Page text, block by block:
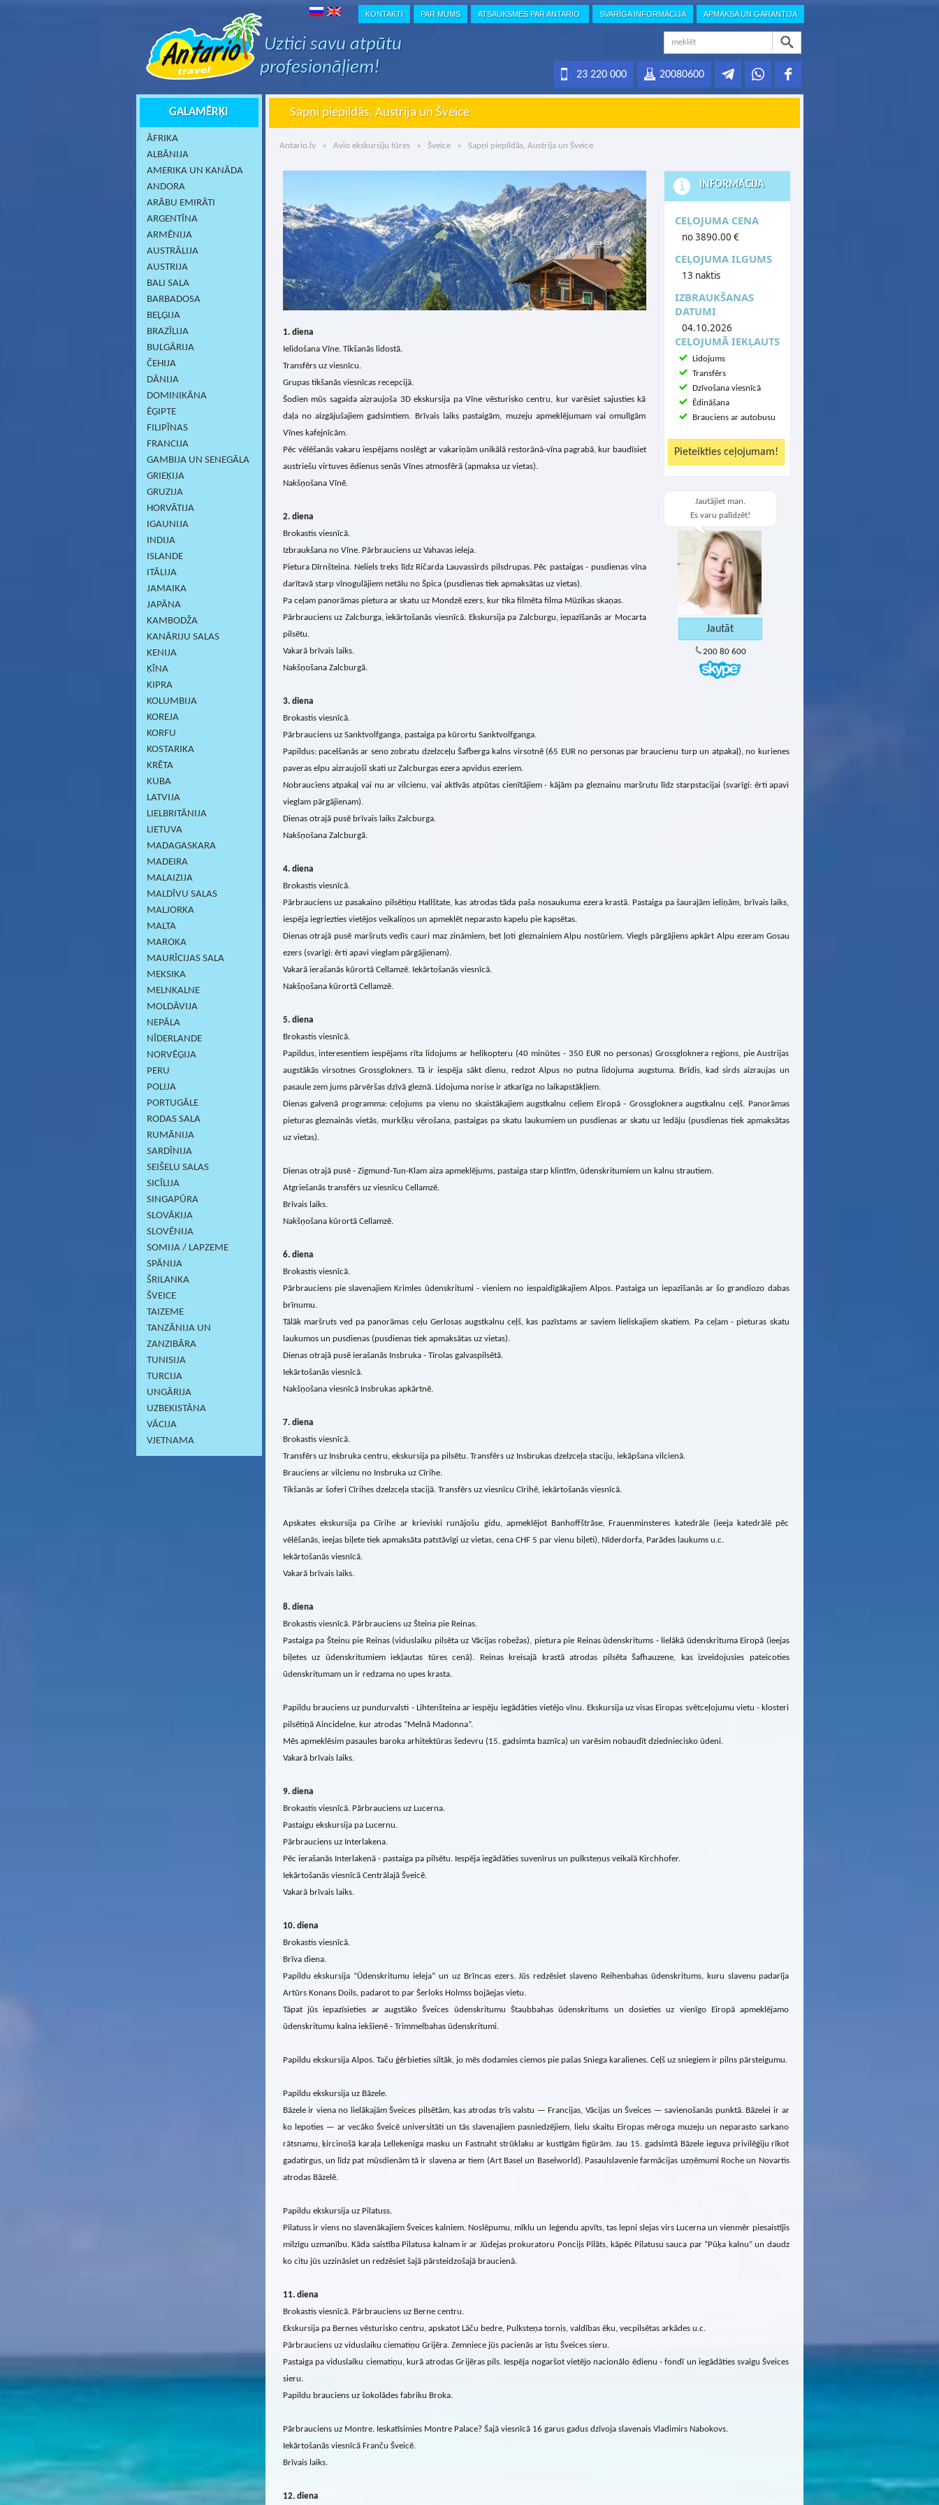
KONTAKTI PAR MUMS ATSAUKSMES PAR ANTARIO SVARĪGA INFORMĀCIJA APMAKSA UN GARANTIJA
Uztici savu atpūtu
profesionāļiem!
20080600
23 220 000
GALAMĒRĶI
ĀFRIKA
ALBĀNIJA
AMERIKA UN KANĀDA
ANDORA
ARĀBU EMIRĀTI
ARGENTĪNA
ARMĒNIJA
AUSTRĀLIJA
AUSTRIJA
BALI SALA
BARBADOSA
BEĻĢIJA
BRAZĪLIJA
BULGĀRIJA
ČEHIJA
DĀNIJA
DOMINIKĀNA
ĒĢIPTE
FILIPĪNAS
FRANCIJA
GAMBIJA UN SENEGĀLA
GRIEĶIJA
GRUZIJA
HORVĀTIJA
IGAUNIJA
INDIJA
ISLANDE
ITĀLIJA
JAMAIKA
JAPĀNA
KAMBODŽA
KANĀRIJU SALAS
KENIJA
ĶĪNA
KIPRA
KOLUMBIJA
KOREJA
KORFU
KOSTARIKA
KRĒTA
KUBA
LATVIJA
LIELBRITĀNIJA
LIETUVA
MADAGASKARA
MADEIRA
MALAIZIJA
MALDĪVU SALAS
MALJORKA
MALTA
MAROKA
MAURĪCIJAS SALA
MEKSIKA
MELNKALNE
MOLDĀVIJA
NEPĀLA
NĪDERLANDE
NORVĒĢIJA
PERU
POLIJA
PORTUGĀLE
RODAS SALA
RUMĀNIJA
SARDĪNIJА
SEIŠELU SALAS
SICĪLIJA
SINGAPŪRA
SLOVĀKIJA
SLOVĒNIJA
SOMIJA / LAPZEME
SPĀNIJA
ŠRILANKA
ŠVEICE
TAIZEME
TANZĀNIJA UN
ZANZIBĀRA
TUNISIJA
TURCIJA
UNGĀRIJA
UZBEKISTĀNA
VĀCIJA
VJETNAMA
Sapņi piepildās, Austrija un Šveice
Antario.lv» Avio ekskursiju tūres» Šveice» Sapņi piepildās, Austrija un Šveice
INFORMĀCIJA
CEĻOJUMA CENA
no 3890.00 €
CEĻOJUMA ILGUMS
13 naktis
IZBRAUKŠANAS
DATUMI
04.10.2026
CEĻOJUMĀ IEKĻAUTS
Lidojums
Transfērs
Dzīvošana viesnīcā
Ēdināšana
Brauciens ar autobusu
Jautājiet man.
Es varu palīdzēt!
200 80 600
1. diena
Ielidošana Vīne. Tikšanās lidostā.
Transfērs uz viesnīcu.
Grupas tikšanās viesnīcas recepcijā.
Šodien mūs sagaida aizraujoša 3D ekskursija pa Vīne vēsturisko centru, kur varēsiet sajusties kā
daļa no aizgājušajiem gadsimtiem. Brīvais laiks pastaigām, muzeju apmeklējumam vai omulīgām
Vīnes kafejnīcām.
Pēc vēlēšanās vakaru iespējams noslēgt ar vakariņām unikālā restorānā-vīna pagrabā, kur baudīsiet
austriešu virtuves ēdienus senās Vīnes atmosfērā (apmaksa uz vietas).
Nakšņošana Vīnē.
2. diena
Brokastis viesnīcā.
Izbraukšana no Vīne. Pārbrauciens uz Vahavas ieleja.
Pietura Dīrnšteina. Neliels treks līdz Ričarda Lauvassirds pilsdrupas. Pēc pastaigas - pusdienas vīna
darītavā starp vīnogulājiem netālu no Špica (pusdienas tiek apmaksātas uz vietas).
Pa ceļam panorāmas pietura ar skatu uz Mondzē ezers, kur tika filmēta filma Mūzikas skaņas.
Pārbrauciens uz Zalcburga, iekārtošanās viesnīcā. Ekskursija pa Zalcburgu, iepazīšanās ar Mocarta
pilsētu.
Vakarā brīvais laiks.
Nakšņošana Zalcburgā.
3. diena
Brokastis viesnīcā.
Pārbrauciens uz Sanktvolfganga, pastaiga pa kūrortu Sanktvolfganga.
Papildus: pacelšanās ar seno zobratu dzelzceļu Šafberga kalns virsotnē (65 EUR no personas par braucienu turp un atpakaļ), no kurienes
paveras elpu aizraujoši skati uz Zalcburgas ezera apvidus ezeriem.
Nobrauciens atpakaļ vai nu ar vilcienu, vai aktīvās atpūtas cienītājiem - kājām pa gleznainu maršrutu līdz starpstacijai (svarīgi: ērti apavi
vieglam pārgājienam).
Dienas otrajā pusē brīvais laiks Zalcburga.
Nakšņošana Zalcburgā.
4. diena
Brokastis viesnīcā.
Pārbrauciens uz pasakaino pilsētiņu Hallštate, kas atrodas tāda paša nosaukuma ezera krastā. Pastaiga pa šaurajām ieliņām, brīvais laiks,
iespēja iegriezties vietējos veikaliņos un apmeklēt neparasto kapelu pie kapsētas.
Dienas otrajā pusē maršruts vedīs cauri maz zināmiem, bet ļoti gleznainiem Alpu nostūriem. Viegls pārgājiens apkārt Alpu ezeram Gosau
ezers (svarīgi: ērti apavi vieglam pārgājienam).
Vakarā ierašanās kūrortā Cellamzē. Iekārtošanās viesnīcā.
Nakšņošana kūrortā Cellamzē.
5. diena
Brokastis viesnīcā.
Papildus, interesentiem iespējams rīta lidojums ar helikopteru (40 minūtes - 350 EUR no personas) Grossgloknera reģions, pie Austrijas
augstākās virsotnes Grossglokners. Tā ir iespēja sākt dienu, redzot Alpus no putna lidojuma augstuma. Brīdis, kad sirds aizraujas un
pasaule zem jums pārvēršas dzīvā gleznā. Lidojuma norise ir atkarīga no laikapstākļiem.
Dienas galvenā programma: ceļojums pa vienu no skaistākajiem augstkalnu ceļiem Eiropā - Grossgloknera augstkalnu ceļš. Panorāmas
pieturas gleznainās vietās, murkšķu vērošana, pastaigas pa skatu laukumiem un pusdienas ar skatu uz ledāju (pusdienas tiek apmaksātas
uz vietas).
Dienas otrajā pusē - Zigmund-Tun-Klam aiza apmeklējums, pastaiga starp klintīm, ūdenskritumiem un kalnu strautiem.
Atgriešanās transfērs uz viesnīcu Cellamzē.
Brīvais laiks.
Nakšņošana kūrortā Cellamzē.
6. diena
Brokastis viesnīcā.
Pārbrauciens pie slavenajiem Krimles ūdenskritumi - vieniem no iespaidīgākajiem Alpos. Pastaiga un iepazīšanās ar šo grandiozo dabas
brīnumu.
Tālāk maršruts ved pa panorāmas ceļu Gerlosas augstkalnu ceļš, kas pazīstams ar saviem lieliskajiem skatiem. Pa ceļam - pieturas skatu
laukumos un pusdienas (pusdienas tiek apmaksātas uz vietas).
Dienas otrajā pusē ierašanās Insbruka - Tirolas galvaspilsētā.
Iekārtošanās viesnīcā.
Nakšņošana viesnīcā Insbrukas apkārtnē.
7. diena
Brokastis viesnīcā.
Transfērs uz Insbruka centru, ekskursija pa pilsētu. Transfērs uz Insbrukas dzelzceļa staciju, iekāpšana vilcienā.
Brauciens ar vilcienu no Insbruka uz Cīrihe.
Tikšanās ar šoferi Cīrihes dzelzceļa stacijā. Transfērs uz viesnīcu Cīrihē, iekārtošanās viesnīcā.
Apskates ekskursija pa Cīrihe ar krieviski runājošu gidu, apmeklējot Banhoffštrāse, Frauenminsteres katedrāle (ieeja katedrālē pēc
vēlēšanās, ieejas biļete tiek apmaksāta patstāvīgi uz vietas, cena CHF 5 par vienu biļeti), Nīderdorfa, Parādes laukums u.c.
Iekārtošanās viesnīcā.
Vakarā brīvais laiks.
8. diena
Brokastis viesnīcā. Pārbrauciens uz Šteina pie Reinas.
Pastaiga pa Šteinu pie Reinas (viduslaiku pilsēta uz Vācijas robežas), pietura pie Reinas ūdenskritums - lielākā ūdenskrituma Eiropā (ieejas
biļetes uz ūdenskritumiem iekļautas tūres cenā). Reinas kreisajā krastā atrodas pilsēta Šafhauzene, kas izveidojusies pateicoties
ūdenskritumam un ir redzama no upes krasta.
Papildu brauciens uz pundurvalsti - Lihtenšteina ar iespēju iegādāties vietējo vīnu. Ekskursija uz visas Eiropas svētceļojumu vietu - klosteri
pilsētiņā Aincidelne, kur atrodas “Melnā Madonna”.
Mēs apmeklēsim pasaules baroka arhitektūras šedevru (15. gadsimta baznīca) un varēsim nobaudīt dziedniecisko ūdeni.
Vakarā brīvais laiks.
9. diena
Brokastis viesnīcā. Pārbrauciens uz Lucerna.
Pastaigu ekskursija pa Lucernu.
Pārbrauciens uz Interlakena.
Pēc ierašanās Interlakenā - pastaiga pa pilsētu. Iespēja iegādāties suvenīrus un pulksteņus veikalā Kirchhofer.
Iekārtošanās viesnīcā Centrālajā Šveicē.
Vakarā brīvais laiks.
10. diena
Brokastis viesnīcā.
Brīva diena.
Papildu ekskursija “Ūdenskritumu ieleja” un uz Brīncas ezers. Jūs redzēsiet slaveno Reihenbahas ūdenskritums, kuru slavenu padarīja
Artūrs Konans Doils, padarot to par Šerloks Holmss bojāejas vietu.
Tāpat jūs iepazīsieties ar augstāko Šveices ūdenskritumu Štaubbahas ūdenskritums un dosieties uz vienīgo Eiropā apmeklējamo
ūdenskritumu kalna iekšienē - Trimmelbahas ūdenskritumi.
Papildu ekskursija Alpos. Taču ģērbieties siltāk, jo mēs dodamies ciemos pie pašas Sniega karalienes. Ceļš uz sniegiem ir pilns pārsteigumu.
Papildu ekskursija uz Bāzele.
Bāzele ir viena no lielākajām Šveices pilsētām, kas atrodas trīs valstu — Francijas, Vācijas un Šveices — savienošanās punktā. Bāzelei ir ar
ko lepoties — ar vecāko Šveicē universitāti un tās slavenajiem pasniedzējiem, lielu skaitu Eiropas mēroga muzeju un neparasto sarkano
rātsnamu, ķircinošā karaļa Lellekeniga masku un Fastnaht strūklaku ar kustīgām figūrām. Jau 15. gadsimtā Bāzele ieguva privilēģiju rīkot
gadatirgus, un līdz pat mūsdienām tā ir slavena ar tiem (Art Basel un Baselworld). Pasaulslavenie farmācijas uzņēmumi Roche un Novartis
atrodas Bāzelē.
Papildu ekskursija uz Pilatuss.
Pilatuss ir viens no slavenākajiem Šveices kalniem. Noslēpumu, mīklu un leģendu apvīts, tas lepni slejas virs Lucerna un vienmēr piesaistījis
milzīgu uzmanību. Kāda saistība Pilatusa kalnam ir ar Jūdejas prokuratoru Poncijs Pilāts, kāpēc Pilatusu sauca par “Pūķa kalnu” un daudz
ko citu jūs uzzināsiet un redzēsiet šajā pārsteidzošajā braucienā.
11. diena
Brokastis viesnīcā. Pārbrauciens uz Berne centru.
Ekskursija pa Bernes vēsturisko centru, apskatot Lāču bedre, Pulksteņa tornis, valdības ēku, vecpilsētas arkādes u.c.
Pārbrauciens uz viduslaiku ciematiņu Grijēra. Zemniece jūs pacienās ar īstu Šveices sieru.
Pastaiga pa viduslaiku ciematiņu, kurā atrodas Grijēras pils. Iespēja nogaršot vietējo nacionālo ēdienu - fondī un iegādāties svaigu Šveices
sieru.
Papildu brauciens uz šokolādes fabriku Broka.
Pārbrauciens uz Montre. Ieskatīsimies Montre Palace? Šajā viesnīcā 16 garus gadus dzīvoja slavenais Vladimirs Nabokovs.
Iekārtošanās viesnīcā Franču Šveicē.
Brīvais laiks.
12. diena